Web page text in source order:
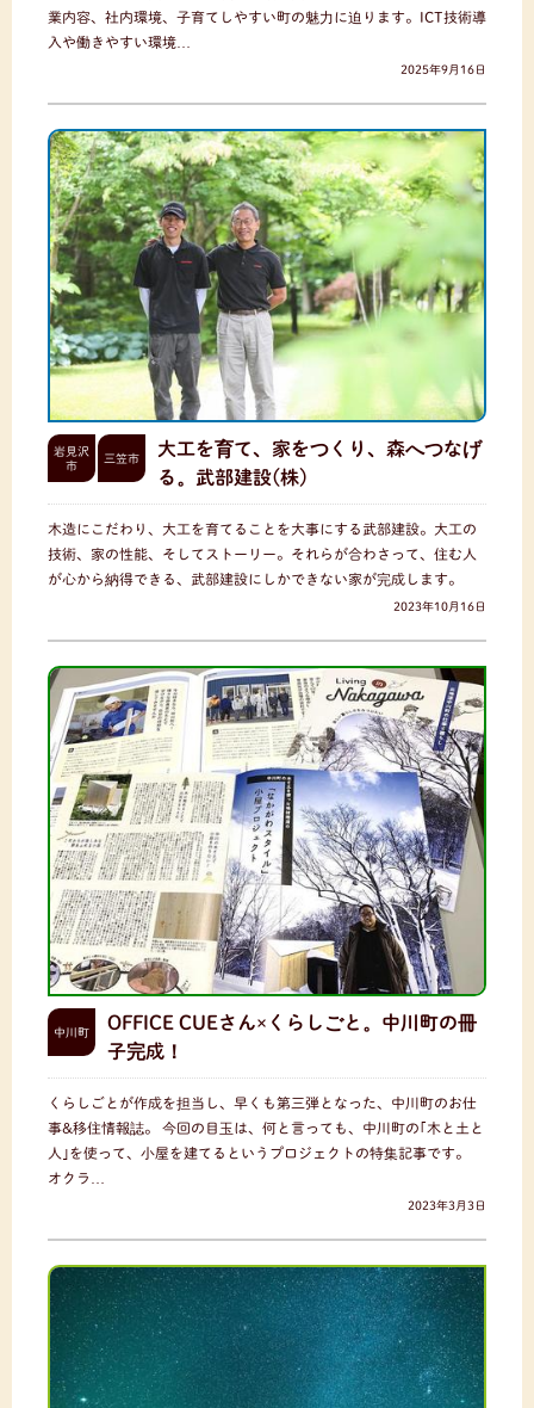
業内容、社内環境、子育てしやすい町の魅力に迫ります。ICT技術導
入や働きやすい環境…
2025年9月16日
岩見沢
市
三笠市
大工を育て、家をつくり、森へつなげ
る。武部建設(株)
木造にこだわり、大工を育てることを大事にする武部建設。大工の
技術、家の性能、そしてストーリー。それらが合わさって、住む人
が心から納得できる、武部建設にしかできない家が完成します。
2023年10月16日
中川町
OFFICE CUEさん×くらしごと。中川町の冊
子完成！
くらしごとが作成を担当し、早くも第三弾となった、中川町のお仕
事&移住情報誌。 今回の目玉は、何と言っても、中川町の｢木と土と
人｣を使って、小屋を建てるというプロジェクトの特集記事です。
オクラ…
2023年3月3日